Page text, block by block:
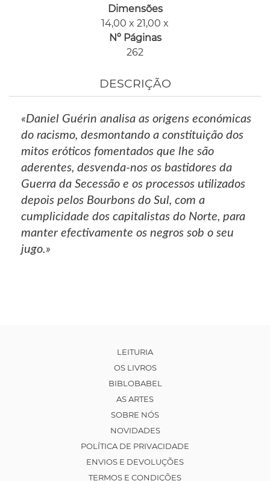
Dimensões
14,00 x 21,00 x
Nº Páginas
262
DESCRIÇÃO
«Daniel Guérin analisa as origens económicas
do racismo, desmontando a constituição dos
mitos eróticos fomentados que lhe são
aderentes, desvenda-nos os bastidores da
Guerra da Secessão e os processos utilizados
depois pelos Bourbons do Sul, com a
cumplicidade dos capitalistas do Norte, para
manter efectivamente os negros sob o seu
jugo.»
LEITURIA
OS LIVROS
BIBLOBABEL
AS ARTES
SOBRE NÓS
NOVIDADES
POLÍTICA DE PRIVACIDADE
ENVIOS E DEVOLUÇÕES
TERMOS E CONDIÇÕES